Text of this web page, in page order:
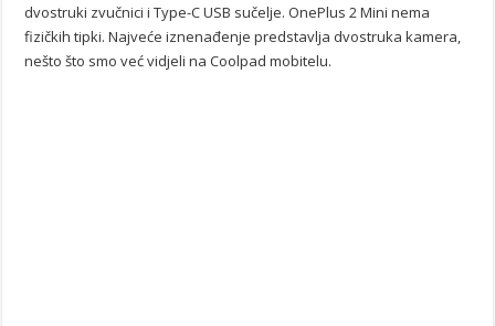
dvostruki zvučnici i Type-C USB sučelje. OnePlus 2 Mini nema
fizičkih tipki. Najveće iznenađenje predstavlja dvostruka kamera,
nešto što smo već vidjeli na Coolpad mobitelu.